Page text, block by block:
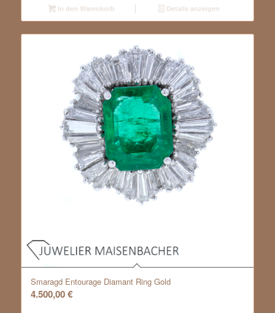
In den Warenkorb Details anzeigen
Smaragd Entourage Diamant Ring Gold
4.500,00€